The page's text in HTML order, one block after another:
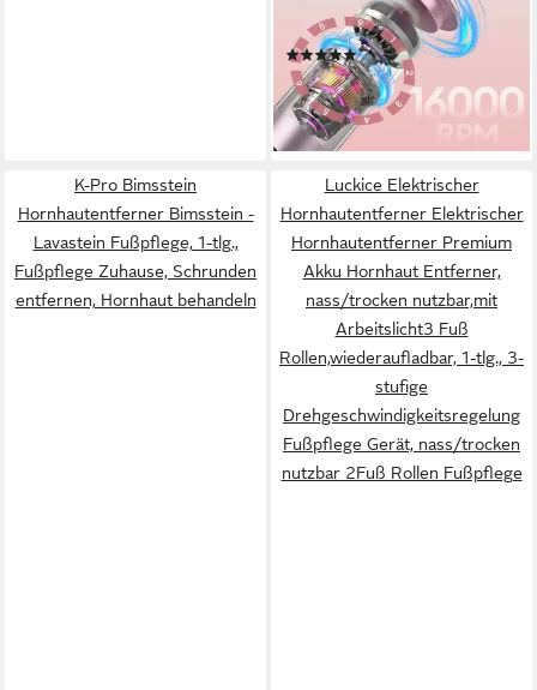
Elektrisch/Nagelfeile,Pediküre-
Set, 9 Geschwindigkeit,mit
Schleifpapier,Wiederaufladbarer,
für Tote, Harte, Rissige Haut
(8)
25,99 € UVP39,99 €
-35%
lieferbar - in 2-3 Werktagen bei dir
K-Pro Bimsstein
Hornhautentferner Bimsstein -
Lavastein Fußpflege, 1-tlg.,
Fußpflege Zuhause, Schrunden
entfernen, Hornhaut behandeln
Luckice Elektrischer
Hornhautentferner Elektrischer
Hornhautentferner Premium
Akku Hornhaut Entferner,
nass/trocken nutzbar,mit
Arbeitslicht3 Fuß
Rollen,wiederaufladbar, 1-tlg., 3-
stufige
Drehgeschwindigkeitsregelung
Fußpflege Gerät, nass/trocken
nutzbar 2Fuß Rollen Fußpflege